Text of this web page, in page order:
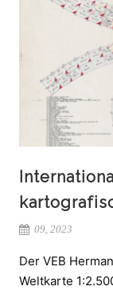
09, 2023
Der VEB
Weltkarte